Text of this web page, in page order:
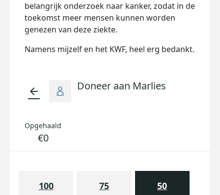
belangrijk onderzoek naar kanker, zodat in de
toekomst meer mensen kunnen worden
genezen van deze ziekte.
Namens mijzelf en het KWF, heel erg bedankt.
arrow_back Doneer aan Marlies
Opgehaald
€0
100 75 50